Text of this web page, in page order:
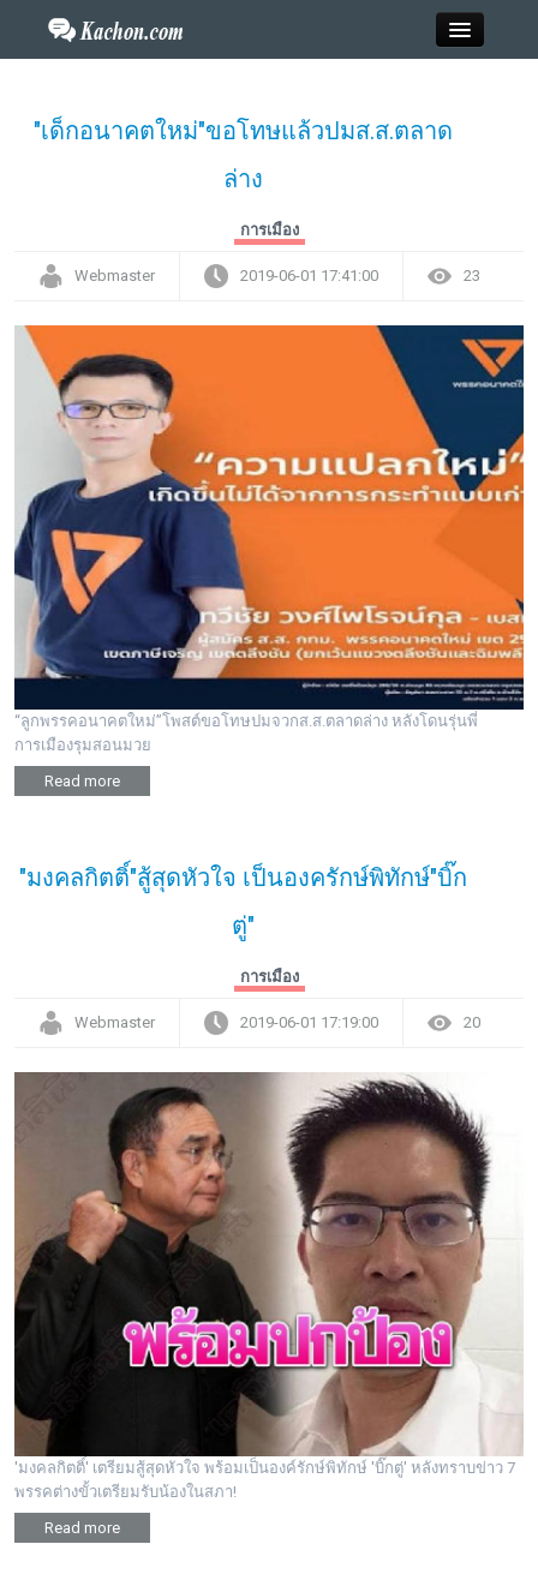
วาไรตี้
สังคมออนไลน์
กะฉ่อนช้อปปิ้ง
ติดต่อ
"เด็กอนาคตใหม่"ขอโทษแล้วปมส.ส.ตลาด
ล่าง
การเมือง
Webmaster 2019-06-01 17:41:00 23
“ลูกพรรคอนาคตใหม่”โพสต์ขอโทษปมจวกส.ส.ตลาดล่าง หลังโดนรุ่นพี่
การเมืองรุมสอนมวย
Read more
"มงคลกิตติ์"สู้สุดหัวใจ เป็นองครักษ์พิทักษ์"บิ๊ก
ตู่"
การเมือง
Webmaster 2019-06-01 17:19:00 20
'มงคลกิตติ์' เตรียมสู้สุดหัวใจ พร้อมเป็นองค์รักษ์พิทักษ์ 'บิ๊กตู่' หลังทราบข่าว 7
พรรคต่างขั้วเตรียมรับน้องในสภา!
Read more